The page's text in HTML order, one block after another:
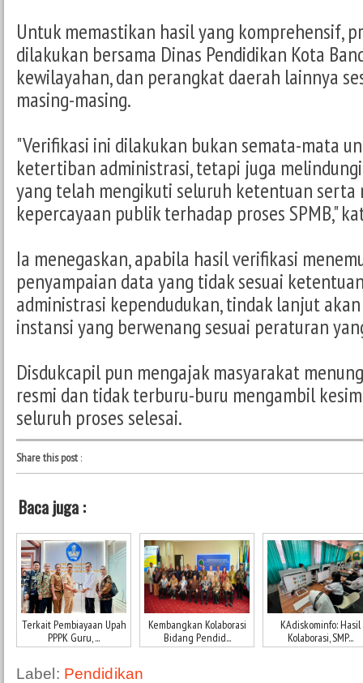
Untuk memastikan hasil yang komprehensif,
dilakukan bersama Dinas Pendidikan Kota
kewilayahan, dan perangkat daerah lainnya
masing-masing.
"Verifikasi ini dilakukan bukan semata-mata
ketertiban administrasi, tetapi juga
yang telah mengikuti seluruh ketentuan serta
kepercayaan publik terhadap proses SPMB,"
Ia menegaskan, apabila hasil verifikasi
penyampaian data yang tidak sesuai
administrasi kependudukan, tindak lanjut
instansi yang berwenang sesuai peraturan
Disdukcapil pun mengajak masyarakat
resmi dan tidak terburu-buru mengambil
seluruh proses selesai.
Share this post:
Baca juga :
Terkait Pembiayaan Upah
PPPK Guru, ...
Kembangkan Kolaborasi
Bidang Pendid...
KAdiskominfo: Hasil
Kolaborasi, SMP...
Label: Pendidikan